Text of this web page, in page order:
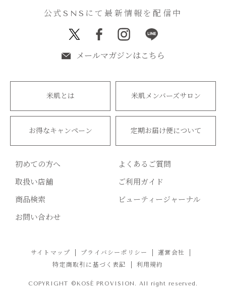
公式SNSにて最新情報を配信中
メールマガジンはこちら
米肌とは 米肌メンバーズサロン
お得なキャンペーン 定期お届け便について
初めての方へ
よくあるご質問
取扱い店舗
ご利用ガイド
商品検索
ビューティージャーナル
お問い合わせ
サイトマップ プライバシーポリシー
運営会社
特定商取引に基づく表記
利用規約
COPYRIGHT ©KOSÉ PROVISION. All right reserved.